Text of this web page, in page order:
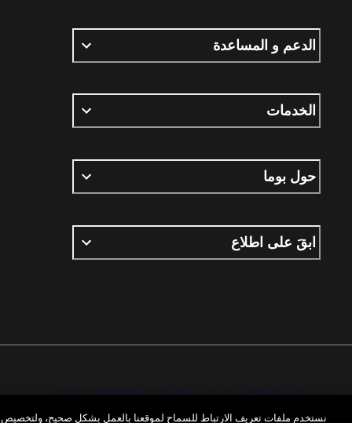
الدعم و المساعدة
الخدمات
حول بوما
ابقَ على اطلاع
نستخدم ملفات تعريف الارتباط للسماح لموقعنا بالعمل بشكل صحيح، ولتخصيص